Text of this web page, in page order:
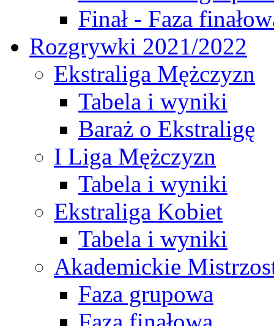
Finał - Faza
Rozgrywki 2021/2022
Ekstraliga Mężczyzn
Tabela i wyniki
Baraż o Ekstraligę
I Liga Mężczyzn
Tabela i wyniki
Ekstraliga Kobiet
Tabela i wyniki
Akademickie
Faza grupowa